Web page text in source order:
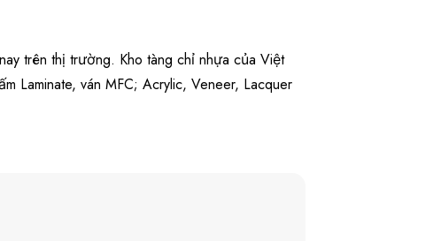
trên thị trường. Kho tàng chỉ nhựa của Việt
Laminate, ván MFC; Acrylic, Veneer, Lacquer